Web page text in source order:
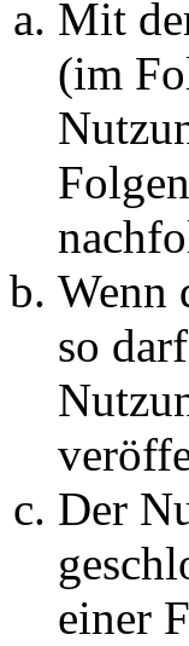
Mit
(im
Wenn
so
Der
einer